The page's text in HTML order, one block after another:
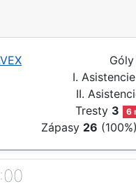
Góly
I. Asistencie
II.
Tresty 3 6
Zápasy 26 (100%)